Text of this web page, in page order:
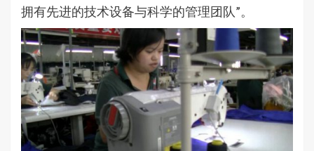
拥有先进的技术设备与科学的管理团队”。